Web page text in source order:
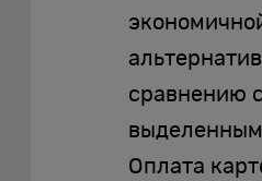
сравнению
Оплата